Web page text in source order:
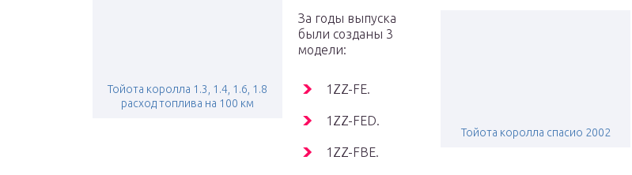
Тойота королла 1.3, 1.4, 1.6, 1.8
расход топлива на 100 км
Тойота королла спасио 2002
За годы выпуска
были созданы 3
модели:
1ZZ-FE.
1ZZ-FED.
1ZZ-FBE.